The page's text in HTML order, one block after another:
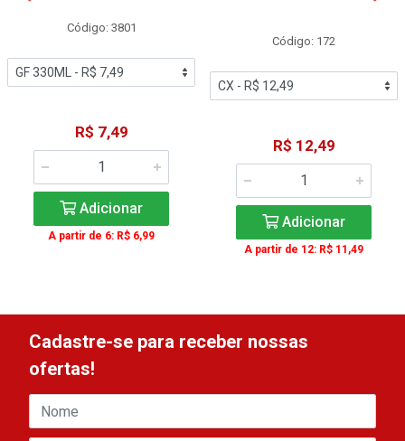
Código: 3801
R$ 7,49
Adicionar
A partir de 6: R$ 6,99
Código: 172
R$ 12,49
Adicionar
A partir de 12: R$ 11,49
Cadastre-se para receber nossas
ofertas!